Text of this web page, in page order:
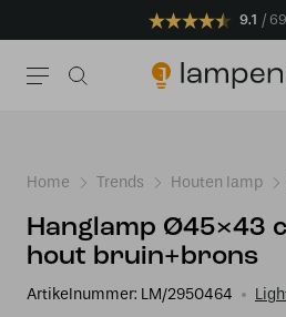
9.1
Home Trends Houten lamp
Hanglamp Ø45×43
hout bruin+brons
Artikelnummer: LM/2950464